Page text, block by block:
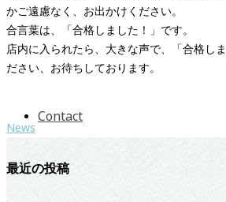
Contact
かご遠慮なく、お出かけください。
合言葉は、「合格しました！」です。
店内に入られたら、大きな声で、「合格し
ださい、お待ちしております。
News
最近の投稿